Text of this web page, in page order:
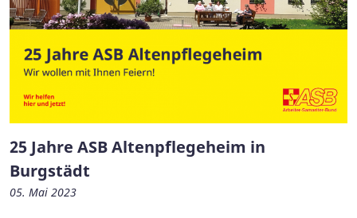
25 Jahre ASB Altenpflegeheim in
Burgstädt
05. Mai 2023